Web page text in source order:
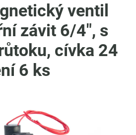
ventil
závit 6/4", s
cívka 24
6 ks